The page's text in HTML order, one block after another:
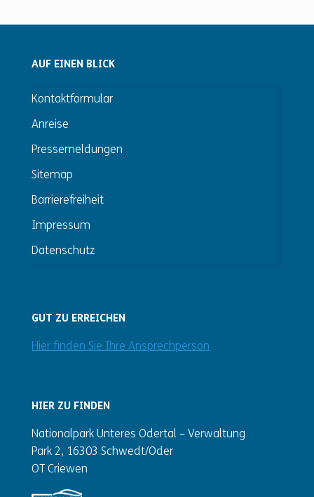
AUF EINEN BLICK
Kontaktformular
Anreise
Pressemeldungen
Sitemap
Barrierefreiheit
Impressum
Datenschutz
GUT ZU ERREICHEN
Hier finden Sie Ihre Ansprechperson
HIER ZU FINDEN
Nationalpark Unteres Odertal – Verwaltung
Park 2, 16303 Schwedt/Oder
OT Criewen